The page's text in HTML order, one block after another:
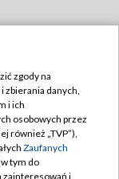
zgody na
zbierania danych,
i ich
osobowych przez
również „TVP”),
Zaufanych
tym do
zainteresowań i